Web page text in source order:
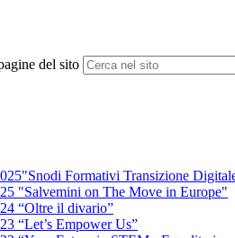
del sito
Formativi Transizione
"Salvemini on The Move in Europe"
“Oltre il divario”
“Let’s Empower Us”